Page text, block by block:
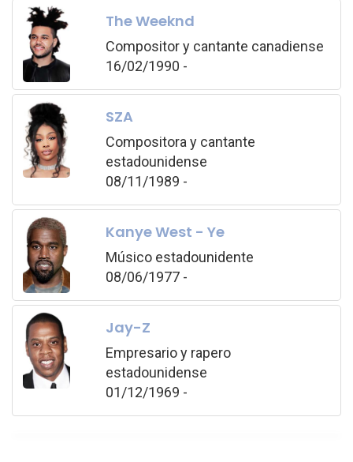
The Weeknd
Compositor y cantante canadiense
16/02/1990 -
SZA
Compositora y cantante
estadounidense
08/11/1989 -
Kanye West - Ye
Músico estadounidente
08/06/1977 -
Jay-Z
Empresario y rapero
estadounidense
01/12/1969 -